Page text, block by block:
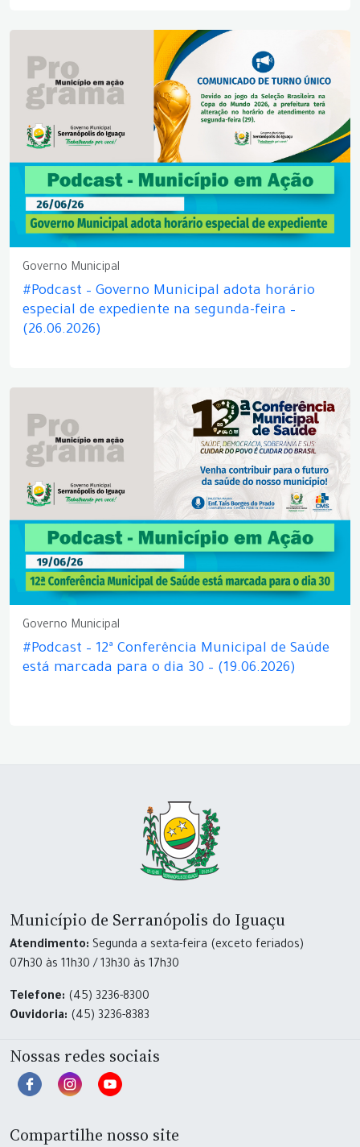
Governo Municipal
#Podcast – Governo Municipal adota horário
especial de expediente na segunda-feira –
(26.06.2026)
Governo Municipal
#Podcast – 12ª Conferência Municipal de Saúde
está marcada para o dia 30 – (19.06.2026)
Município de Serranópolis do Iguaçu
Atendimento: Segunda a sexta-feira (exceto feriados)
07h30 às 11h30 / 13h30 às 17h30
Telefone: (45) 3236-8300
Ouvidoria: (45) 3236-8383
Nossas redes sociais
Compartilhe nosso site